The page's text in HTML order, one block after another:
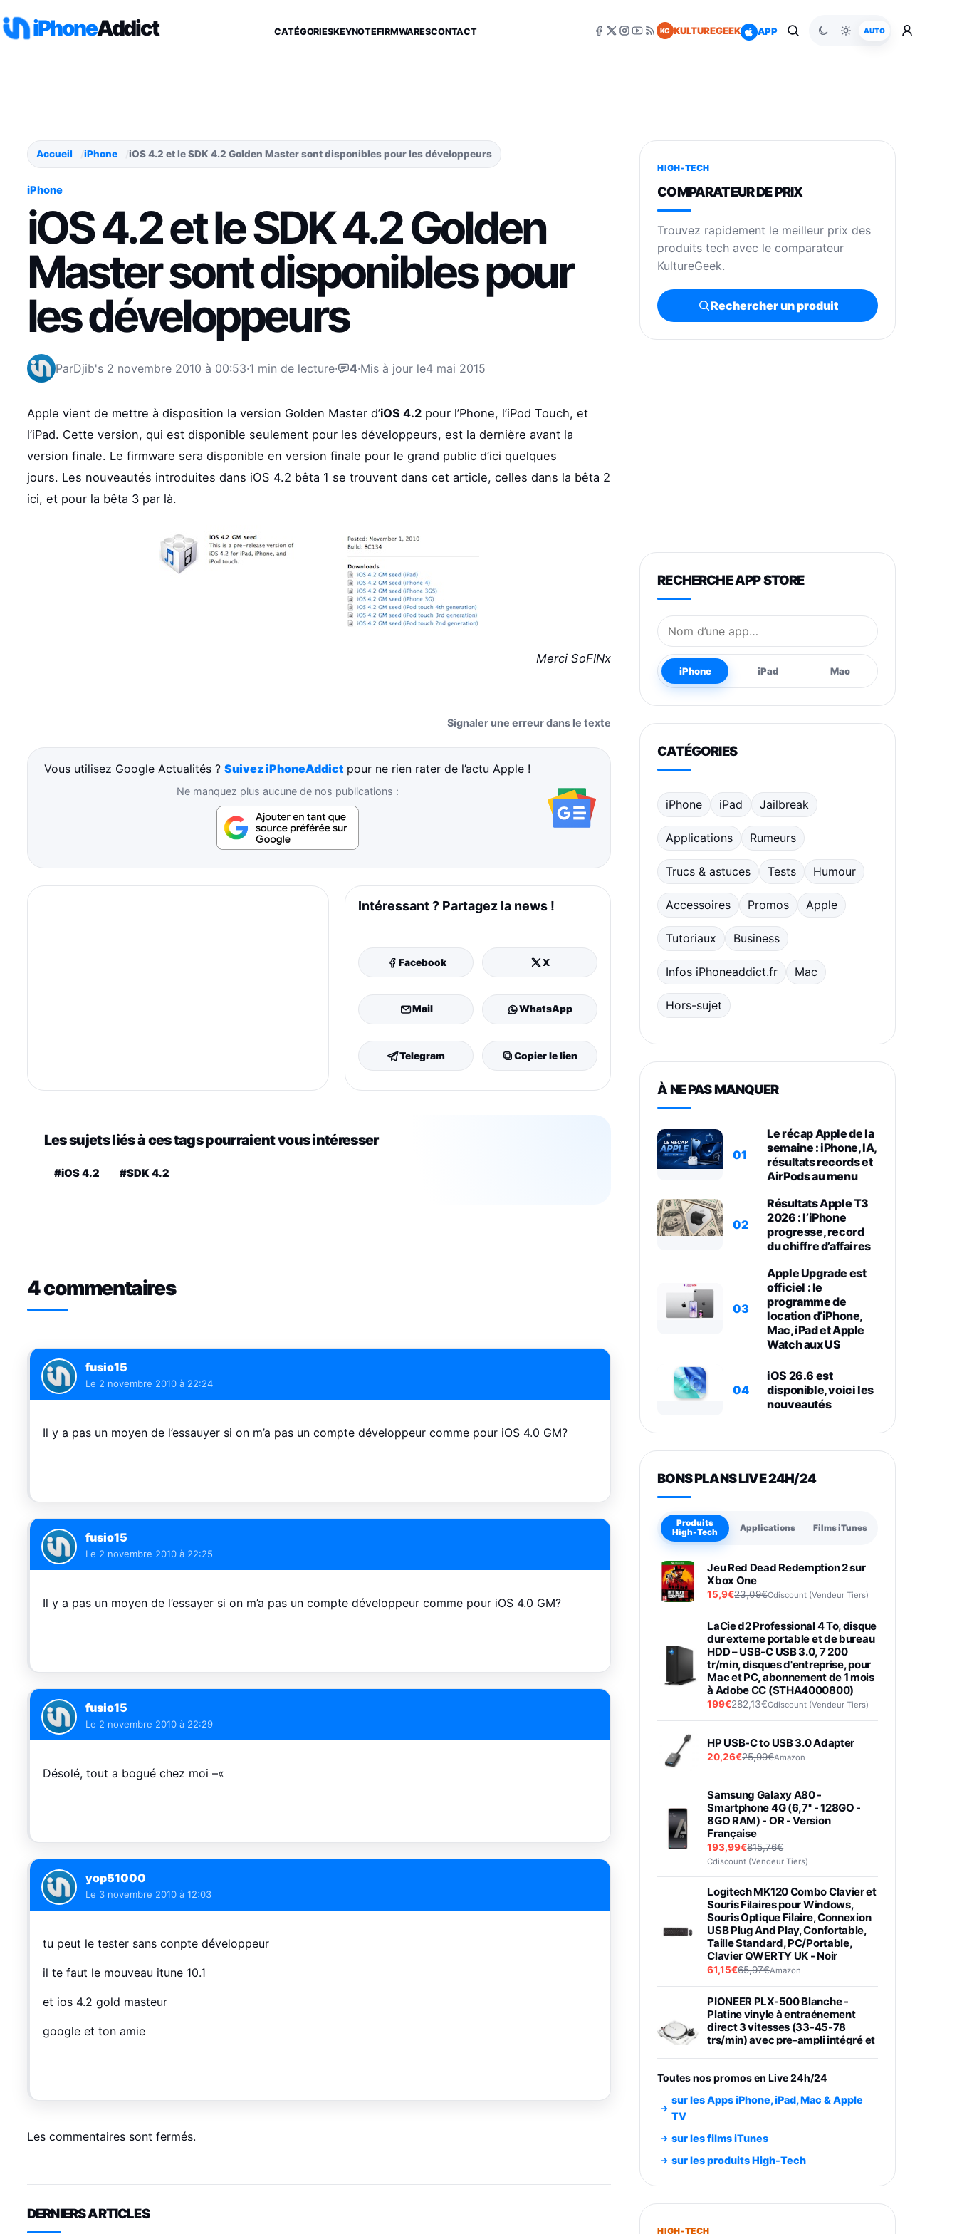
iPhoneAddict CATÉGORIESKEYNOTEFIRMWARESCONTACT KG KULTUREGEEK APP AUTO
Accueil iPhone iOS 4.2 et le SDK 4.2 Golden Master sont disponibles pour les développeurs
iPhone
iOS 4.2 et le SDK 4.2 Golden
Master sont disponibles pour
les développeurs
ParDjib's 2 novembre 2010 à 00:53·1 min de lecture· 4·Mis à jour le4 mai 2015
Apple vient de mettre à disposition la version Golden Master d’iOS 4.2pour l’Phone, l’iPod Touch, et
l’iPad. Cette version, qui est disponible seulement pour les développeurs, est la dernière avant la
version finale. Le firmware sera disponible en version finale pour le grand public d’ici quelques
jours. Les nouveautés introduites dans iOS 4.2 bêta 1 se trouvent dans cet article, celles dans la bêta 2
ici, et pour la bêta 3 par là.
Merci SoFINx
Signaler une erreur dans le texte
Vous utilisez Google Actualités ?Suivez iPhoneAddict pour ne rien rater de l’actu Apple !
Ne manquez plus aucune de nos publications :
Intéressant ? Partagez la news !
Facebook X
Mail WhatsApp
Telegram Copier le lien
Les sujets liés à ces tags pourraient vous intéresser
#iOS 4.2 #SDK 4.2
4 commentaires
fusio15
Le 2 novembre 2010 à 22:24
Il y a pas un moyen de l’essauyer si on m’a pas un compte développeur comme pour iOS 4.0 GM?
fusio15
Le 2 novembre 2010 à 22:25
Il y a pas un moyen de l’essayer si on m’a pas un compte développeur comme pour iOS 4.0 GM?
fusio15
Le 2 novembre 2010 à 22:29
Désolé, tout a bogué chez moi –«
yop51000
Le 3 novembre 2010 à 12:03
tu peut le tester sans conpte développeur
il te faut le mouveau itune 10.1
et ios 4.2 gold masteur
google et ton amie
Les commentaires sont fermés.
DERNIERS ARTICLES
HIGH-TECH
COMPARATEUR DE PRIX
Trouvez rapidement le meilleur prix des
produits tech avec le comparateur
KultureGeek.
Rechercher un produit
RECHERCHE APP STORE
Nom de l’application
iPhone iPad Mac
CATÉGORIES
iPhone iPad Jailbreak
Applications Rumeurs
Trucs & astuces Tests Humour
Accessoires Promos Apple
Tutoriaux Business
Infos iPhoneaddict.fr Mac
Hors-sujet
À NE PAS MANQUER
01
Le récap Apple de la
semaine : iPhone, IA,
résultats records et
AirPods au menu
02
Résultats Apple T3
2026 : l’iPhone
progresse, record
du chiffre d’affaires
03
Apple Upgrade est
officiel : le
programme de
location d’iPhone,
Mac, iPad et Apple
Watch aux US
04
iOS 26.6 est
disponible, voici les
nouveautés
BONS PLANS LIVE 24H/24
Produits
High-Tech
Applications Films iTunes
Jeu Red Dead Redemption 2 sur
Xbox One
15,9€23,09€Cdiscount (Vendeur Tiers)
LaCie d2 Professional 4 To, disque
dur externe portable et de bureau
HDD – USB-C USB 3.0, 7 200
tr/min, disques d'entreprise, pour
Mac et PC, abonnement de 1 mois
à Adobe CC (STHA4000800)
199€282,13€Cdiscount (Vendeur Tiers)
HP USB-C to USB 3.0 Adapter
20,26€25,99€Amazon
Samsung Galaxy A80 -
Smartphone 4G (6,7'' - 128GO -
8GO RAM) - OR - Version
Française
193,99€815,76€
Cdiscount (Vendeur Tiers)
Logitech MK120 Combo Clavier et
Souris Filaires pour Windows,
Souris Optique Filaire, Connexion
USB Plug And Play, Confortable,
Taille Standard, PC/Portable,
Clavier QWERTY UK - Noir
61,15€65,97€Amazon
PIONEER PLX-500 Blanche -
Platine vinyle à entraénement
direct 3 vitesses (33-45-78
trs/min) avec pre-ampli intégré et
Smartphone SAMSUNG Galaxy
Smartphone SAMSUNG Galaxy
S26+ Violet 256Go
749,99€1240,43€Fnac (Vendeur Tiers)
Toutes nos promos en Live 24h/24
sur les Apps iPhone, iPad, Mac & Apple
TV
sur les films iTunes
sur les produits High-Tech
HIGH-TECH